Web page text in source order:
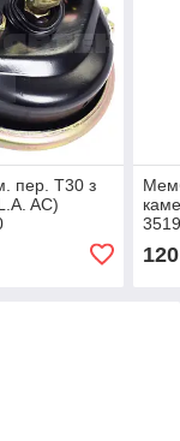
пер. Т30 з
AC)
120